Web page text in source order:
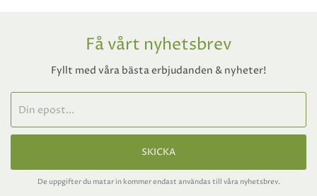
Få vårt nyhetsbrev
Fyllt med våra bästa erbjudanden & nyheter!
SKICKA
De uppgifter du matar in kommer endast användas till våra nyhetsbrev.